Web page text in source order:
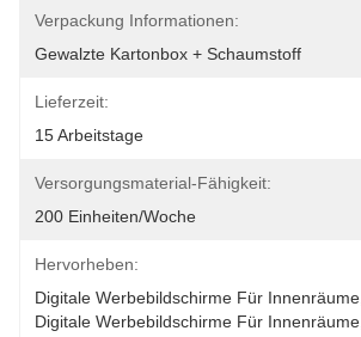
Verpackung Informationen:
Gewalzte Kartonbox + Schaumstoff
Lieferzeit:
15 Arbeitstage
Versorgungsmaterial-Fähigkeit:
200 Einheiten/Woche
Hervorheben:
Digitale Werbebildschirme Für Innenräume
Digitale Werbebildschirme Für Innenräume